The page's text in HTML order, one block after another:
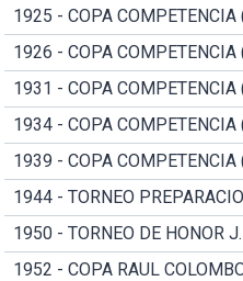
1925 - COPA COMPETENCIA
1926 - COPA COMPETENCIA
1931 - COPA COMPETENCIA
1934 - COPA COMPETENCIA
1939 - COPA COMPETENCIA
1944 - TORNEO
1950 - TORNEO DE HONOR
1952 - COPA RAUL